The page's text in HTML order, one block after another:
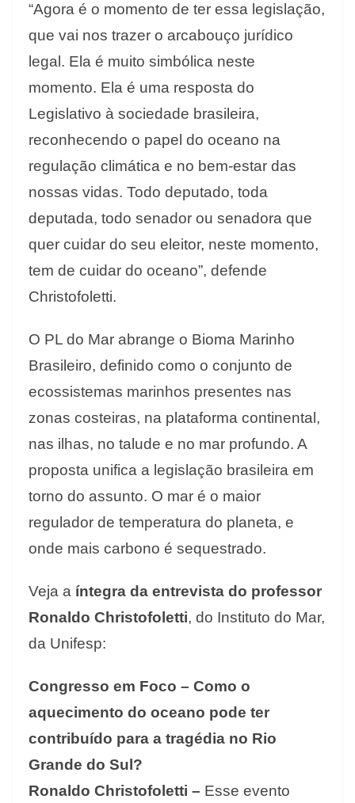
“Agora é o momento de ter essa legislação,
que vai nos trazer o arcabouço jurídico
legal. Ela é muito simbólica neste
momento. Ela é uma resposta do
Legislativo à sociedade brasileira,
reconhecendo o papel do oceano na
regulação climática e no bem-estar das
nossas vidas. Todo deputado, toda
deputada, todo senador ou senadora que
quer cuidar do seu eleitor, neste momento,
tem de cuidar do oceano”, defende
Christofoletti.
O PL do Mar abrange o Bioma Marinho
Brasileiro, definido como o conjunto de
ecossistemas marinhos presentes nas
zonas costeiras, na plataforma continental,
nas ilhas, no talude e no mar profundo. A
proposta unifica a legislação brasileira em
torno do assunto. O mar é o maior
regulador de temperatura do planeta, e
onde mais carbono é sequestrado.
Veja a íntegra da entrevista do professor
Ronaldo Christofoletti, do Instituto do Mar,
da Unifesp:
Congresso em Foco – Como o
aquecimento do oceano pode ter
contribuído para a tragédia no Rio
Grande do Sul?
Ronaldo Christofoletti – Esse evento